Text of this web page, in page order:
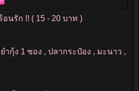
นรัก !! ( 15 - 20 บาท )
กุ้ง 1 ซอง , ปลากระป๋อง , มะนาว ,